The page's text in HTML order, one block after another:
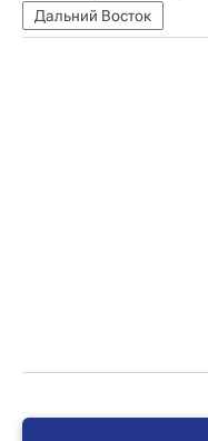
Дальний Восток